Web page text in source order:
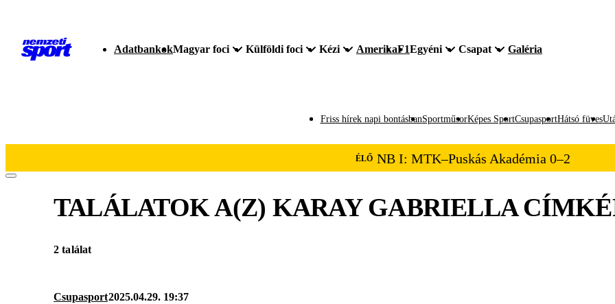
AdatbankokMagyar foci Külföldi foci Kézi AmerikaF1Egyéni Csapat Galéria
Friss hírek napi bontásbanSportműsorKépes SportCsupasportHátsó füves
ÉLŐ NB I: MTK–Puskás Akadémia 0–2
TALÁLATOK A(Z) KARAY GABRIELLA
2 találat
Csupasport2025.04.29. 19:37